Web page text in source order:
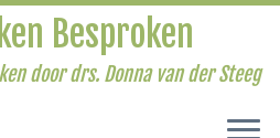
Besproken
door drs. Donna van der Steeg